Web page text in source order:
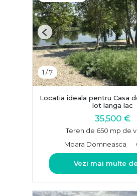
1 /7
Previous
Locatia ideala pentru Casa
lot langa lac
35,500 €
Teren de 650 mp de
Moara Domneasca
Vezi mai multe